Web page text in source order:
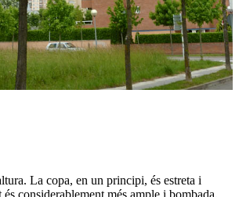
La copa, en un principi, és estreta i
considerablement més ample i bombada.